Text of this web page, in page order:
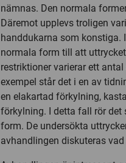
nämnas. Den normala
Däremot upplevs troligen
handdukarna som konstiga.
normala form till att
restriktioner varierar ett
exempel står det i en av
en elakartad förkylning,
förkylning. I detta fall rör det
form. De undersökta
avhandlingen diskuteras